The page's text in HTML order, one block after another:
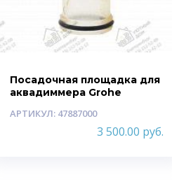
Посадочная площадка для
аквадиммера Grohe
АРТИКУЛ: 47887000
3 500.00 руб.